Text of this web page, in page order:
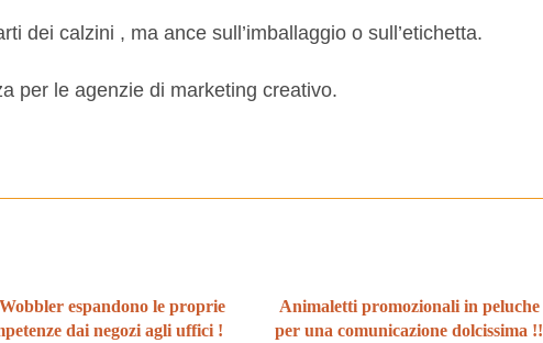
dei calzini , ma ance sull’imballaggio o sull’etichetta.
per le agenzie di marketing creativo.
espandono le proprie
dai negozi agli uffici !
Animaletti promozionali in peluche
per una comunicazione dolcissima !!